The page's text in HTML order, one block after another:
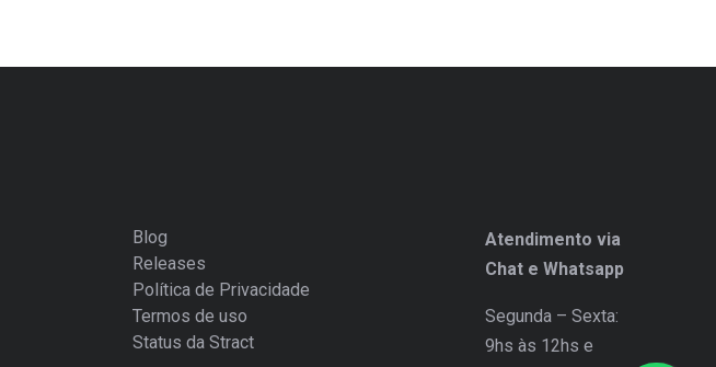
Blog
Releases
Política de Privacidade
Termos de uso
Status da Stract
Atendimento via
Chat e Whatsapp
Segunda – Sexta:
9hs às 12hs e